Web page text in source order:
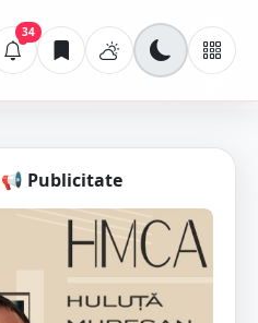
34
📢 Publicitate